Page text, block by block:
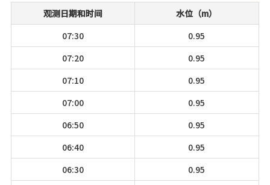
观测日期和时间
水位（m）
07:30
0.95
07:20
0.95
07:10
0.95
07:00
0.95
06:50
0.95
06:40
0.95
06:30
0.95